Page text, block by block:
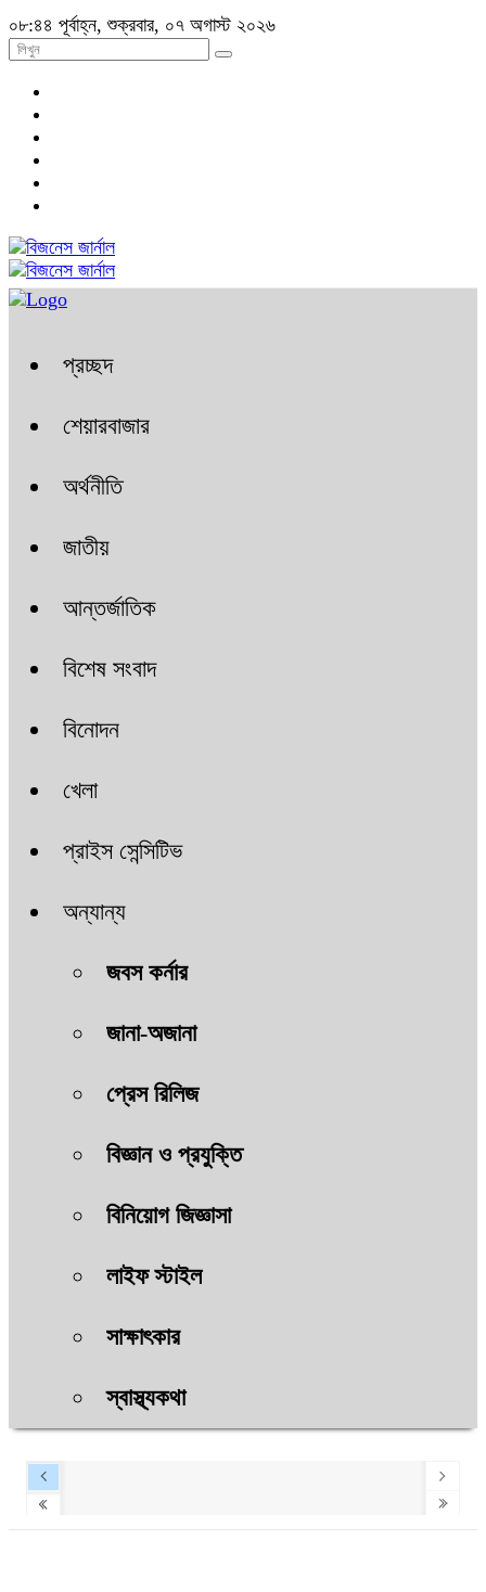
০৮:৪৪ পূর্বাহ্ন, শুক্রবার, ০৭ অগাস্ট ২০২৬
প্রচ্ছদ
শেয়ারবাজার
অর্থনীতি
জাতীয়
আন্তর্জাতিক
বিশেষ সংবাদ
বিনোদন
খেলা
প্রাইস সেন্সিটিভ
অন্যান্য
জবস কর্নার
জানা-অজানা
প্রেস রিলিজ
বিজ্ঞান ও প্রযুক্তি
বিনিয়োগ জিজ্ঞাসা
লাইফ স্টাইল
সাক্ষাৎকার
স্বাস্থ্যকথা